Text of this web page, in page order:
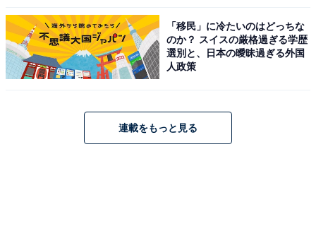
「移民」に冷たいのはどっちな
のか？ スイスの厳格過ぎる学歴
選別と、日本の曖昧過ぎる外国
人政策
連載をもっと見る